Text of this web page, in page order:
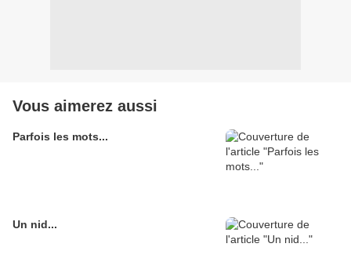
Vous aimerez aussi
Parfois les mots...
Un nid...